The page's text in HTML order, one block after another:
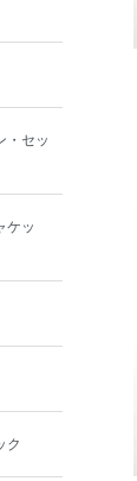
・セッ
ケッ
ク